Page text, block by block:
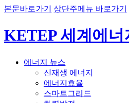
본문바로가기 상단주메뉴 바로가기
KETEP 세계에너
에너지 뉴스
신재생 에너지
에너지효율
스마트그리드